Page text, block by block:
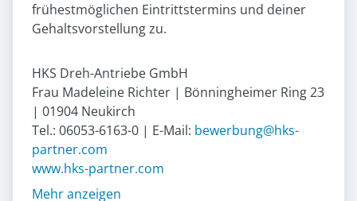
frühestmöglichen Eintrittstermins und deiner
Gehaltsvorstellung zu.
HKS Dreh-Antriebe GmbH
Frau Madeleine Richter | Bönningheimer Ring 23
| 01904 Neukirch
Tel.: 06053-6163-0 | E-Mail: bewerbung@hks-
partner.com
www.hks-partner.com
Mehr anzeigen